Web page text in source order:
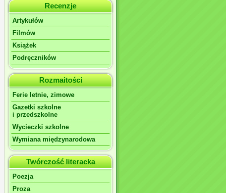
Recenzje
Artykułów
Filmów
Książek
Podręczników
Rozmaitości
Ferie letnie, zimowe
Gazetki szkolne
i przedszkolne
Wycieczki szkolne
Wymiana międzynarodowa
Twórczość literacka
Poezja
Proza